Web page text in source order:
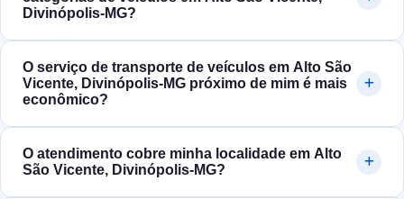
Divinópolis‑MG?
O serviço de transporte de veículos em Alto São
Vicente, Divinópolis‑MG próximo de mim é mais
econômico?
O atendimento cobre minha localidade em Alto
São Vicente, Divinópolis‑MG?